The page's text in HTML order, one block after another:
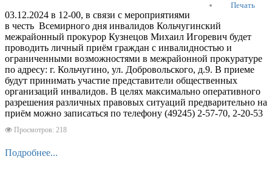
Печать
03.12.2024 в 12-00, в связи с мероприятиями
в честь Всемирного дня инвалидов Кольчугинский
межрайонный прокурор Кузнецов Михаил Игоревич будет
проводить личный приём граждан с инвалидностью и
ограниченными возможностями в межрайонной прокуратуре
по адресу: г. Кольчугино, ул. Добровольского, д.9. В приеме
будут принимать участие представители общественных
организаций инвалидов. В целях максимально оперативного
разрешения различных правовых ситуаций предварительно на
приём можно записаться по телефону (49245) 2-57-70, 2-20-53
Просмотров: 218
Подробнее...